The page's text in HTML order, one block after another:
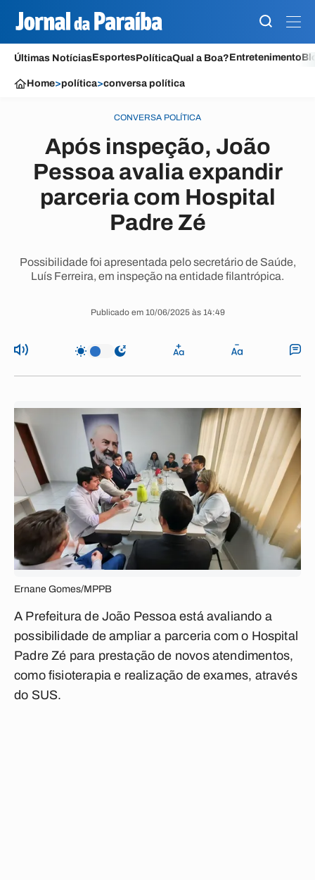
Últimas NotíciasEsportesPolíticaQual a Boa?Entretenimento
Home>política>conversa política
CONVERSA POLÍTICA
Após inspeção, João
Pessoa avalia expandir
parceria com Hospital
Padre Zé
Possibilidade foi apresentada pelo secretário de Saúde,
Luís Ferreira, em inspeção na entidade filantrópica.
Publicado em 10/06/2025 às 14:49
Ernane Gomes/MPPB
A Prefeitura de João Pessoa está avaliando a
possibilidade de ampliar a parceria com o Hospital
Padre Zé para prestação de novos atendimentos,
como fisioterapia e realização de exames, através
do SUS.